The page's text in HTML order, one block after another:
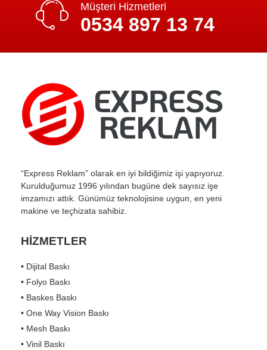
Müşteri Hizmetleri
0534 897 13 74
“Express Reklam” olarak en iyi bildiğimiz işi yapıyoruz.
Kurulduğumuz 1996 yılından bugüne dek sayısız işe
imzamızı attık. Günümüz teknolojisine uygun, en yeni
makine ve teçhizata sahibiz.
HİZMETLER
• Dijital Baskı
• Folyo Baskı
• Baskes Baskı
• One Way Vision Baskı
• Mesh Baskı
• Vinil Baskı